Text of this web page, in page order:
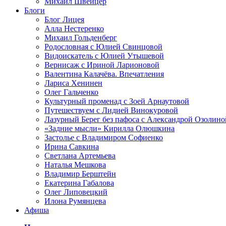
Блоги
Блог Лицея
Алла Нестеренко
Михаил Гольденберг
Родословная с Юлией Свинцовой
Видоискатель с Юлией Утышевой
Вернисаж с Ириной Ларионовой
Валентина Калачёва. Впечатления
Лариса Хенинен
Олег Гальченко
Культурный променад с Зоей Арнаутовой
Путешествуем с Лидией Винокуровой
Лазурный Берег без пафоса с Александрой
«Задние мысли» Кирилла Олюшкина
Застолье с Владимиром Софиенко
Ирина Савкина
Светлана Артемьева
Наталья Мешкова
Владимир Берштейн
Екатерина Габалова
Олег Липовецкий
Илона Румянцева
Афиша